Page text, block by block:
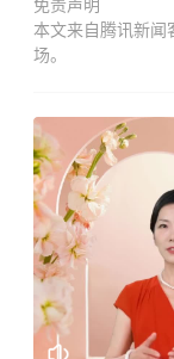
免责声明
本文来自腾讯新闻
场。